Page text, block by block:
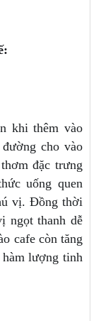
khi thêm vào
cho vào
đặc trưng
uống quen
vị. Đồng thời
ngọt thanh dễ
cafe còn tăng
lượng tinh